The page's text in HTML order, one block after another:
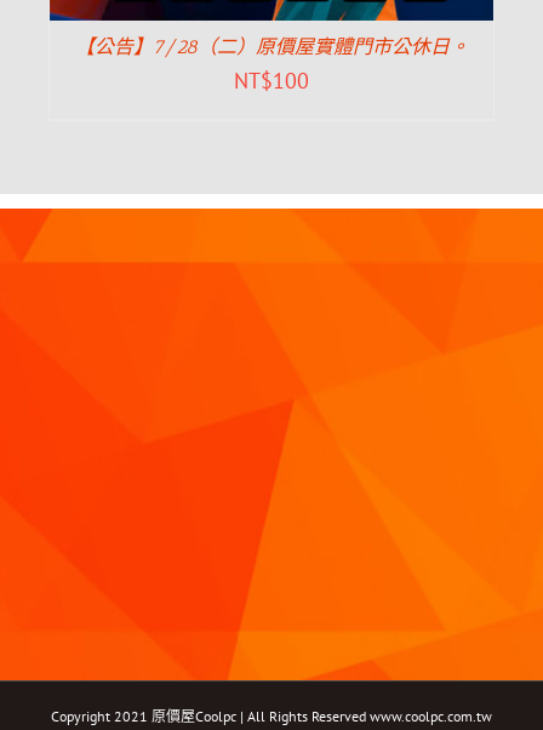
【公告】7/28（二）原價屋實體門市公休日。
NT$100
Copyright 2021 原價屋Coolpc | All Rights Reserved www.coolpc.com.tw